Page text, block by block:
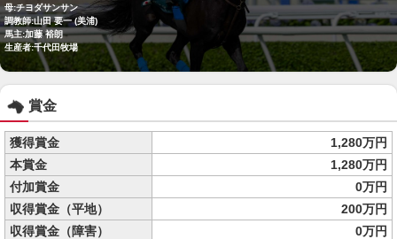
母:チヨダサンサン
調教師:山田 要一 (美浦)
馬主:加藤 裕朗
生産者:千代田牧場
賞金
獲得賞金
1,280万円
本賞金
1,280万円
付加賞金
0万円
収得賞金（平地）
200万円
収得賞金（障害）
0万円